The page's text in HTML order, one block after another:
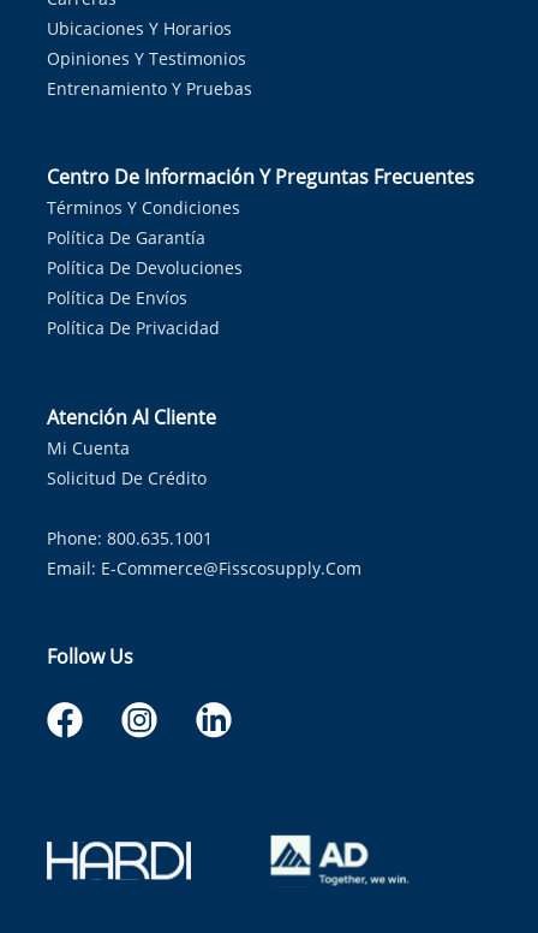
Ubicaciones Y Horarios
Opiniones Y Testimonios
Entrenamiento Y Pruebas
Centro De Información Y Preguntas Frecuentes
Términos Y Condiciones
Política De Garantía
Política De Devoluciones
Política De Envíos
Política De Privacidad
Atención Al Cliente
Mi Cuenta
Solicitud De Crédito
Phone: 800.635.1001
Email: E-Commerce@fisscosupply.com
Follow Us